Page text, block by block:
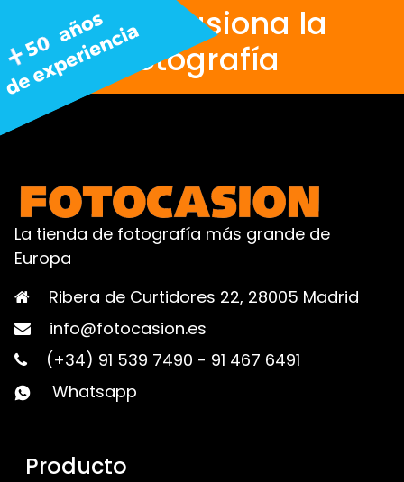
Nos apasiona la
fotografía
La tienda de fotografía más grande de
Europa
Ribera de Curtidores 22, 28005 Madrid
info@fotocasion.es
(+34) 91 539 7490 - 91 467 6491
Whatsapp
Producto